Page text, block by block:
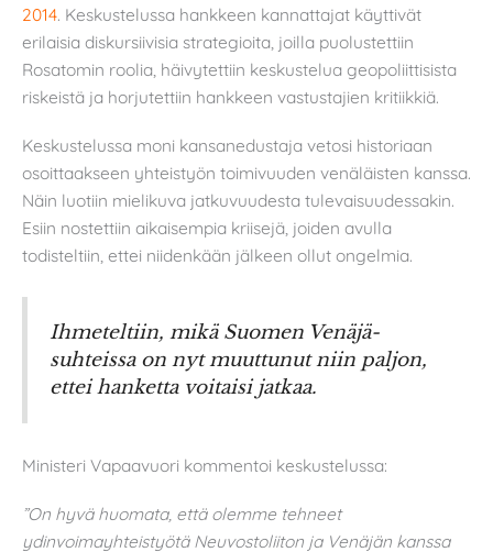
2014. Keskustelussa hankkeen kannattajat käyttivät
erilaisia diskursiivisia strategioita, joilla puolustettiin
Rosatomin roolia, häivytettiin keskustelua geopoliittisista
riskeistä ja horjutettiin hankkeen vastustajien kritiikkiä.
Keskustelussa moni kansanedustaja vetosi historiaan
osoittaakseen yhteistyön toimivuuden venäläisten kanssa.
Näin luotiin mielikuva jatkuvuudesta tulevaisuudessakin.
Esiin nostettiin aikaisempia kriisejä, joiden avulla
todisteltiin, ettei niidenkään jälkeen ollut ongelmia.
Ihmeteltiin, mikä Suomen Venäjä-
suhteissa on nyt muuttunut niin paljon,
ettei hanketta voitaisi jatkaa.
Ministeri Vapaavuori kommentoi keskustelussa:
”On hyvä huomata, että olemme tehneet
ydinvoimayhteistyötä Neuvostoliiton ja Venäjän kanssa